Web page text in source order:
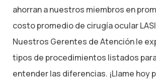
ahorran a nuestros miembros en
costo promedio de cirugía ocular
Nuestros Gerentes de Atención le
tipos de procedimientos listados
entender las diferencias. ¡Llame hoy